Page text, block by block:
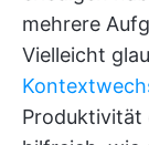
mehrere
Vielleicht
Produktivität